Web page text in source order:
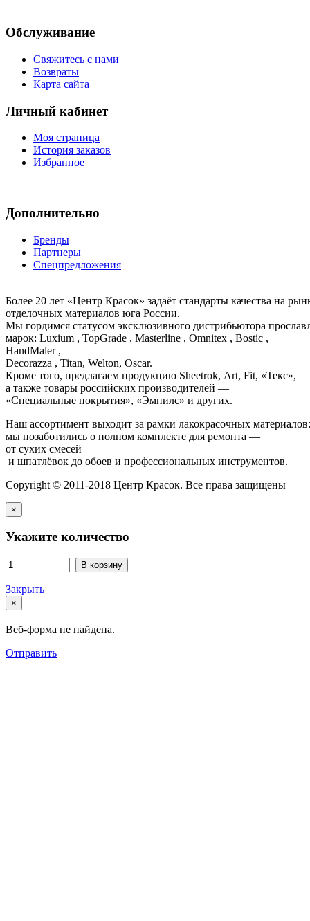
Обслуживание
Свяжитесь с нами
Возвраты
Карта сайта
Личный кабинет
Моя страница
История заказов
Избранное
Дополнительно
Бренды
Партнеры
Спецпредложения
Более 20 лет «Центр Красок» задаёт стандарты качества на
отделочных материалов юга России.
Мы гордимся статусом эксклюзивного дистрибьютора
марок: Luxium , TopGrade , Masterline , Omnitex , Bostic ,
HandMaler ,
Decorazza , Titan, Welton, Oscar.
Кроме того, предлагаем продукцию Sheetrok, Art, Fit, «Текс»,
а также товары российских производителей —
«Специальные покрытия», «Эмпилс» и других.
Наш ассортимент выходит за рамки лакокрасочных
мы позаботились о полном комплекте для ремонта —
от сухих смесей
и шпатлёвок до обоев и профессиональных инструментов.
Copyright © 2011-2018 Центр Красок. Все права защищены
×
Укажите количество
В корзину
Закрыть
×
Веб-форма не найдена.
Отправить